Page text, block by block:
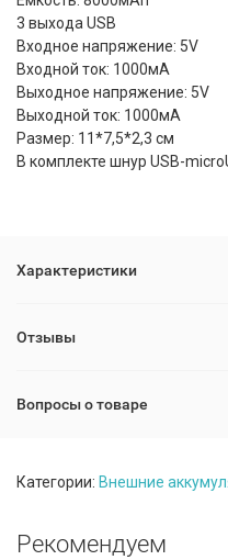
3 выхода USB
Входное напряжение: 5V
Входной ток: 1000мА
Выходное напряжение: 5V
Выходной ток: 1000мА
Размер: 11*7,5*2,3 см
В комплекте шнур USB-
Характеристики
Отзывы
Вопросы о товаре
Категории: Внешние
Рекомендуем